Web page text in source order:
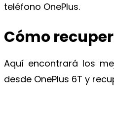
teléfono OnePlus.
Cómo
Aquí encontrará los
desde OnePlus 6T y